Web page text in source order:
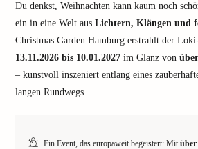
Du denkst, Weihnachten kann kaum noch
ein in eine Welt aus Lichtern, Klängen und
Christmas Garden Hamburg erstrahlt der
13.11.2026 bis 10.01.2027 im Glanz von
– kunstvoll inszeniert entlang eines
langen Rundwegs.
Ein Event, das europaweit begeistert: Mitüber